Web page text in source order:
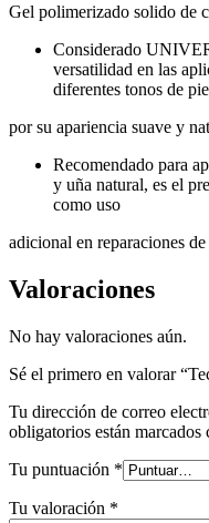
Gel polimerizado solido de
Considerado
versatilidad en las
diferentes tonos de
por su apariencia suave y
Recomendado para
y uña natural, es el
como uso
adicional en reparaciones
Valoraciones
No hay valoraciones aún.
Sé el primero en valorar
Tu dirección de correo
obligatorios están marcados
Tu puntuación *
Tu valoración *